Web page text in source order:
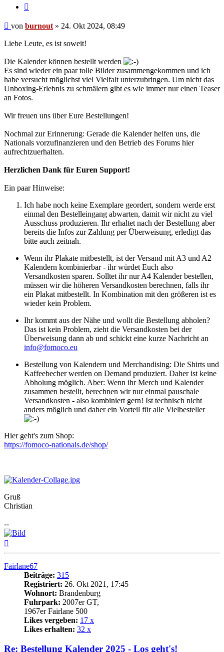
Beitrag
von burnout » 24. Okt 2024, 08:49
Liebe Leute, es ist soweit!
Die Kalender können bestellt werden
Es sind wieder ein paar tolle Bilder zusammengekommen und ich
habe versucht möglichst viel Vielfalt unterzubringen. Um nicht das
Unboxing-Erlebnis zu schmälern gibt es wie immer nur einen Teaser
an Fotos.
Wir freuen uns über Eure Bestellungen!
Nochmal zur Erinnerung: Gerade die Kalender helfen uns, die
Nationals vorzufinanzieren und den Betrieb des Forums hier
aufrechtzuerhalten.
Herzlichen Dank für Euren Support!
Ein paar Hinweise:
Ich habe noch keine Exemplare geordert, sondern werde erst
einmal den Bestelleingang abwarten, damit wir nicht zu viel
Ausschuss produzieren. Ihr erhaltet nach der Bestellung aber
bereits die Infos zur Zahlung per Überweisung, erledigt das
bitte auch zeitnah.
Wenn ihr Plakate mitbestellt, ist der Versand mit A3 und A2
Kalendern kombinierbar - ihr würdet Euch also
Versandkosten sparen. Solltet ihr nur A4 Kalender bestellen,
müssen wir die höheren Versandkosten berechnen, falls ihr
ein Plakat mitbestellt. In Kombination mit den größeren ist es
wieder kein Problem.
Ihr kommt aus der Nähe und wollt die Bestellung abholen?
Das ist kein Problem, zieht die Versandkosten bei der
Überweisung dann ab und schickt eine kurze Nachricht an
info@fomoco.eu
Bestellung von Kalendern und Merchandising: Die Shirts und
Kaffeebecher werden on Demand produziert. Daher ist keine
Abholung möglich. Aber: Wenn ihr Merch und Kalender
zusammen bestellt, berechnen wir nur einmal pauschale
Versandkosten - also kombiniert gern! Ist technisch nicht
anders möglich und daher ein Vorteil für alle Vielbesteller
Hier geht's zum Shop:
https://fomoco-nationals.de/shop/
Gruß
Christian
--
Fairlane67
Beiträge: 315
Registriert: 26. Okt 2021, 17:45
Wohnort: Brandenburg
Fuhrpark: 2007er GT,
1967er Fairlane 500
Likes vergeben: 17 x
Likes erhalten: 32 x
Re: Bestellung Kalender 2025 - Los geht's!